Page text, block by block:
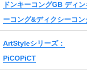
ドンキーコングGB ディン
ーコング&ディクシーコン
ArtStyleシリーズ：
PiCOPiCT